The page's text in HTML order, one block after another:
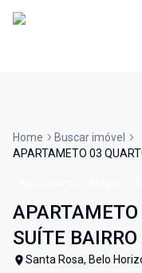
Home
Buscar imóvel
APARTAMETO 03
SUÍTE
Santa Rosa, Belo